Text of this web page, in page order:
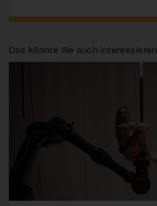
Das könnte Sie auch interessieren